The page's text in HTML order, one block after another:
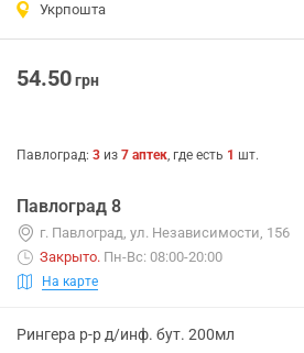
Укрпошта
54.50грн
Павлоград: 3 из 7 аптек, где есть 1 шт.
Павлоград 8
г. Павлоград, ул. Независимости, 156
Закрыто. Пн-Вс: 08:00-20:00
На карте
Рингера р-р д/инф. бут. 200мл